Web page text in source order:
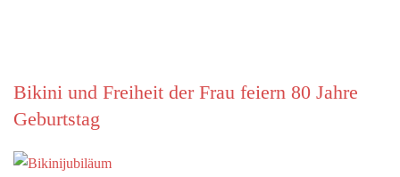
Bikini und Freiheit der Frau feiern 80 Jahre
Geburtstag